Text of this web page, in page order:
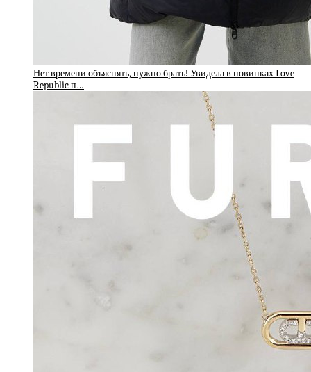
Нет времени объяснять, нужно брать! Увидела в новинках Love
Republic п…